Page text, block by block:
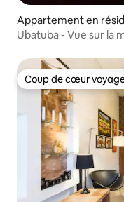
Appartement en
Ubatuba - Vue sur la
Coup de cœur
Coup de cœur